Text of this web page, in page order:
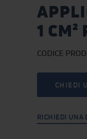
1
CODICE
CHIEDI
RICHIEDI UNA